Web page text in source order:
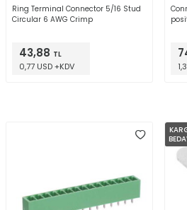
Veri Merkezi ve Telekom Altyapı
veri iletim konektörleri
ve QSFP-DD gibi
merkezlerinin kalbinde yer alır.
5G altyapı
gecikmeli iletişimi mümkün kılar.
Otomotiv sektörü için bağlantı sistemleri
araçların (EV) ve otonom sürüş
önem kazanmıştır. Molex, araç içi yüksek
yönetim sistemleri (BMS) için özelleşmiş
Endüstri 4.0 dönüşümünde,
endüstriyel
sistemleri
sensörlerden robotik kollara
Ring Terminal Connector 5/16 Stud
Circular 6 AWG Crimp
43,88 TL
0,77 USD +KDV